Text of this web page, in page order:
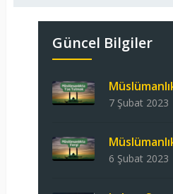
Güncel Bilgiler
7 Şubat 2023
6 Şubat 2023